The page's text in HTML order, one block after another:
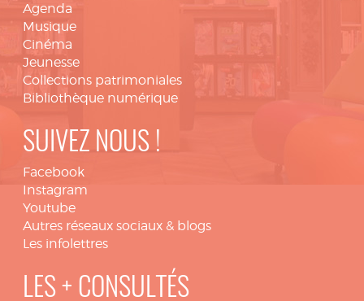
Agenda
Musique
Cinéma
Jeunesse
Collections patrimoniales
Bibliothèque numérique
SUIVEZ NOUS !
Facebook
Instagram
Youtube
Autres réseaux sociaux & blogs
Les infolettres
LES + CONSULTÉS